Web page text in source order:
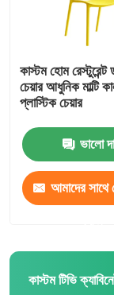
কাস্টম হোম রেস্টুরেন্ট
চেয়ার আধুনিক মাল্টি
প্লাস্টিক চেয়ার
ভালো
আমাদের সাথে
কাস্টম টিভি